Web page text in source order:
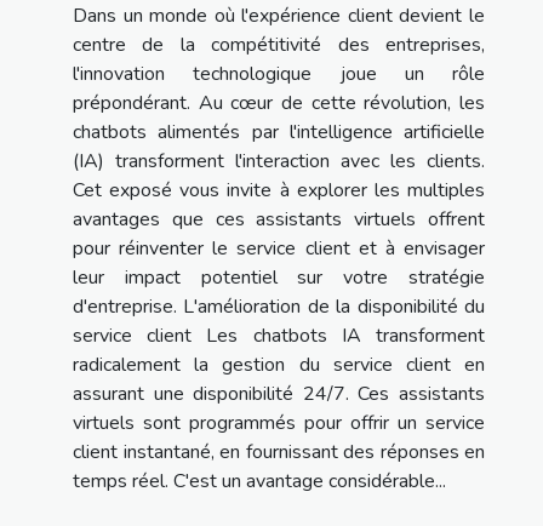
Dans un monde où l'expérience client devient le
centre de la compétitivité des entreprises,
l'innovation technologique joue un rôle
prépondérant. Au cœur de cette révolution, les
chatbots alimentés par l'intelligence artificielle
(IA) transforment l'interaction avec les clients.
Cet exposé vous invite à explorer les multiples
avantages que ces assistants virtuels offrent
pour réinventer le service client et à envisager
leur impact potentiel sur votre stratégie
d'entreprise. L'amélioration de la disponibilité du
service client Les chatbots IA transforment
radicalement la gestion du service client en
assurant une disponibilité 24/7. Ces assistants
virtuels sont programmés pour offrir un service
client instantané, en fournissant des réponses en
temps réel. C'est un avantage considérable...